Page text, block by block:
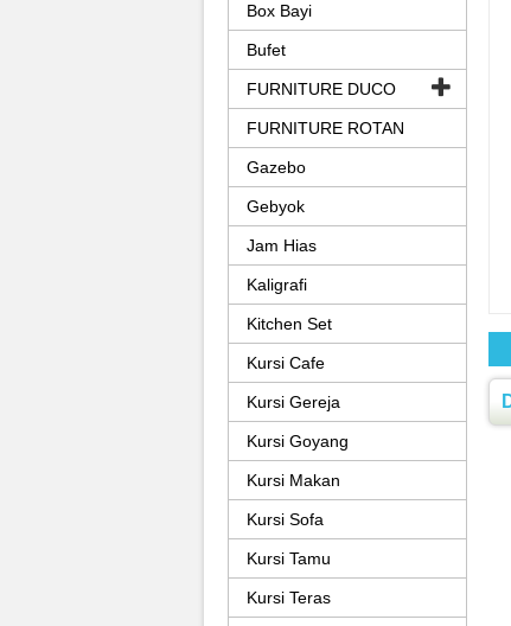
Box Bayi
Bufet
FURNITURE DUCO
FURNITURE ROTAN
Gazebo
Gebyok
Jam Hias
Kaligrafi
Kitchen Set
Kursi Cafe
Kursi Gereja
Kursi Goyang
Kursi Makan
Kursi Sofa
Kursi Tamu
Kursi Teras